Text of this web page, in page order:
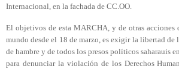
Internacional, en la fachada de CC.OO.
El objetivos de esta MARCHA, y de otras acciones
mundo desde el 18 de marzo, es exigir la libertad de
de hambre y de todos los presos políticos saharauis
para denunciar la violación de los Derechos